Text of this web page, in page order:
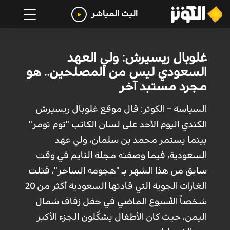
البث المباشر
غلوبال ريسيرش: ولي العهد
السعودي ليس من المصلحين.. هو
مجرد مستبد آخر
السياسة – الكوثر: قال موقع غلوبال ريسيرش
الكندي اليوم الأحد على لسان الكاتب "توم تومر"
بينما يستمر محمد بن سلمان، ولي عهد
السعودية، فيما وصفته مجلة التايم في وقت
سابق من هذا الشهر بـ "هجومه الساحر"، قتلت
الغارات الجوية التي قادتها السعودية أكثر من 20
شخصاً الأسبوع الماضي في حفل زفاف شمال
اليمن، حيث كان الأطفال يشكّلون الجزء الأكبر